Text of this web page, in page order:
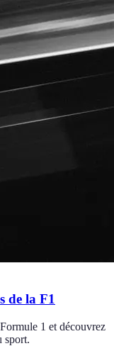
de la F1
1 et découvrez
sport.